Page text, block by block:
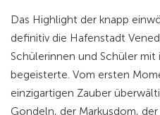
Das Highlight der knapp
definitiv die Hafenstadt
Schülerinnen und Schüler
begeisterte. Vom ersten
einzigartigen Zauber
Gondeln, der Markusdom,